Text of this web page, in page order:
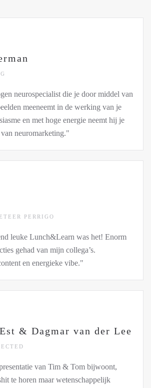
neurospecialist die je door middel van
meeneemt in de werking van je
en met hoge energie neemt hij je
neuromarketing."
PERRIGO
leuke Lunch&Learn was het! Enorm
gehad van mijn collega’s.
en energieke vibe."
& Dagmar van der Lee
van Tim & Tom bijwoont,
te horen maar wetenschappelijk